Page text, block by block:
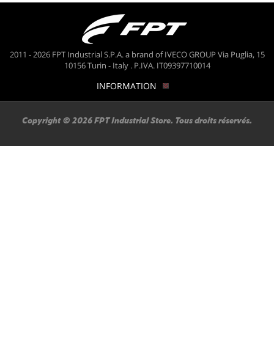
2011 - 2026 FPT Industrial S.P.A. a brand of IVECO GROUP Via Puglia, 15
10156 Turin - Italy . P.IVA. IT09397710014
INFORMATION
Copyright © 2026 FPT Industrial Store. Tous droits réservés.